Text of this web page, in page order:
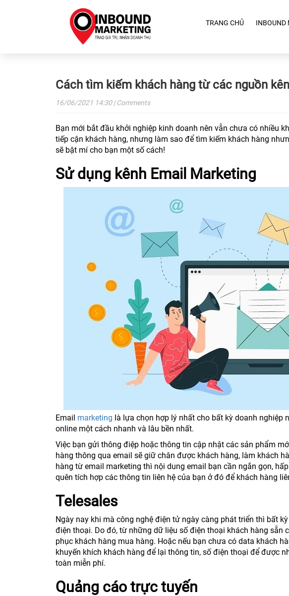
TRANG CHỦ INBOUND
Cách tìm kiếm khách hàng từ các nguồn
16/06/2021 14:30| Comments
Bạn mới bắt đầu khởi nghiệp kinh doanh nên vẫn chưa có nhiều
tiếp cận khách hàng, nhưng làm sao để tìm kiếm khách hàng
sẽ bật mí cho bạn một số cách!
Sử dụng kênh Email Marketing
Email marketing là lựa chọn hợp lý nhất cho bất kỳ doanh nghiệp
online một cách nhanh và lâu bền nhất.
Việc bạn gửi thông điệp hoặc thông tin cập nhật các sản phẩm
hàng thông qua email sẽ giữ chân được khách hàng, làm khách
hàng từ email marketing thì nội dung email bạn cần ngắn gọn,
quên tích hợp các thông tin liên hệ của bạn ở đó để khách hàng
Telesales
Ngày nay khi mà công nghệ điện tử ngày càng phát triển thì bất
điện thoại. Do đó, từ những dữ liệu số điện thoại khách hàng sẵn
phục khách hàng mua hàng. Hoặc nếu bạn chưa có data khách
khuyến khích khách hàng để lại thông tin, số điện thoại để được
toàn miễn phí.
Quảng cáo trực tuyến